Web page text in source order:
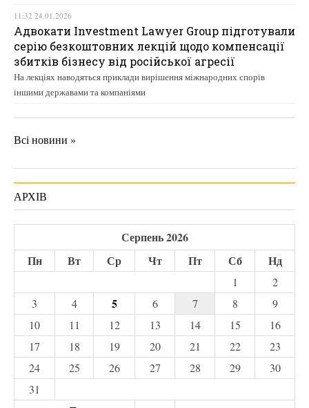
11:32 24.01.2026
Адвокати Investment Lawyer Group підготували
серію безкоштовних лекцій щодо компенсації
збитків бізнесу від російської агресії
На лекціях наводяться приклади вирішення міжнародних спорів
іншими державами та компаніями
Всі новини »
АРХІВ
Серпень 2026
Пн
Вт Ср Чт Пт Сб Нд
1
2
3
4 5 6 7 8
9
10
11 12 13 14 15
16
17
18 19 20 21 22
23
24
25 26 27 28 29
30
31